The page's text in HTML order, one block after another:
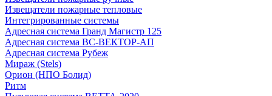
Извещатели пожарные тепловые
Интегрированные системы
Адресная система Гранд Магистр 125
Адресная система ВС-ВЕКТОР-АП
Адресная система Рубеж
Мираж (Stels)
Орион (НПО Болид)
Ритм